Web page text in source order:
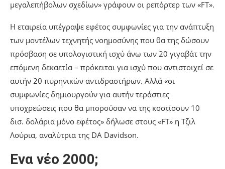
μεγαλεπήβολων σχεδίων» γράφουν οι ρεπόρτερ των «FT».
Η εταιρεία υπέγραψε εφέτος συμφωνίες για την ανάπτυξη
των μοντέλων τεχνητής νοημοσύνης που θα της δώσουν
πρόσβαση σε υπολογιστική ισχύ άνω των 20 γιγαβάτ την
επόμενη δεκαετία – πρόκειται για ισχύ που αντιστοιχεί σε
αυτήν 20 πυρηνικών αντιδραστήρων. Αλλά «οι
συμφωνίες δημιουργούν για αυτήν τεράστιες
υποχρεώσεις που θα μπορούσαν να της κοστίσουν 10
δισ. δολάρια μόνο εφέτος» δήλωσε στους «FT» η Τζιλ
Λούρια, αναλύτρια της DA Davidson.
Ενα νέο 2000;